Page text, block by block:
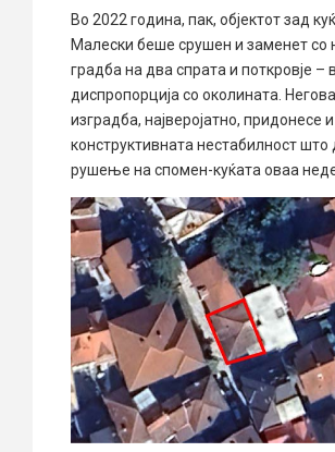
Во 2022 година, пак, објектот зад
Малески беше срушен и заменет со
градба на два спрата и поткровје –
диспропорција со околината.
изградба, најверојатно, придонесе
конструктивната нестабилност
рушење на спомен-куќата оваа